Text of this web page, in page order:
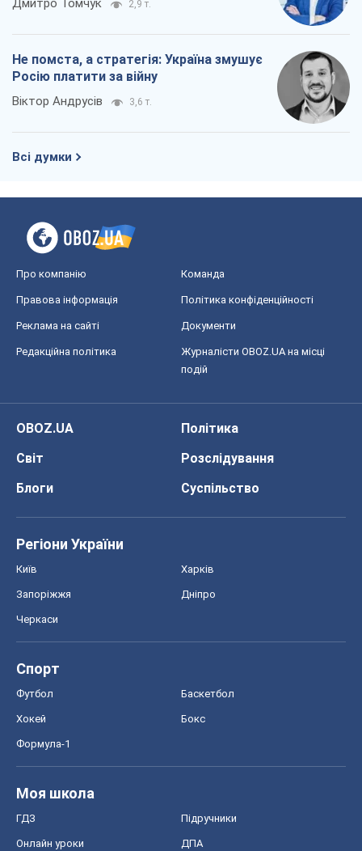
Дмитро Томчук 2,9 т.
Не помста, а стратегія: Україна змушує
Росію платити за війну
Віктор Андрусів 3,6 т.
Всі думки
Про компанію Команда
Правова інформація Політика конфіденційності
Реклама на сайті Документи
Редакційна політика
Журналісти OBOZ.UA на місці
подій
OBOZ.UA
Політика
Світ
Розслідування
Блоги
Суспільство
Регіони України
Київ Харків
Запоріжжя Дніпро
Черкаси
Спорт
Футбол Баскетбол
Хокей Бокс
Формула-1
Моя школа
ГДЗ Підручники
Онлайн уроки ДПА